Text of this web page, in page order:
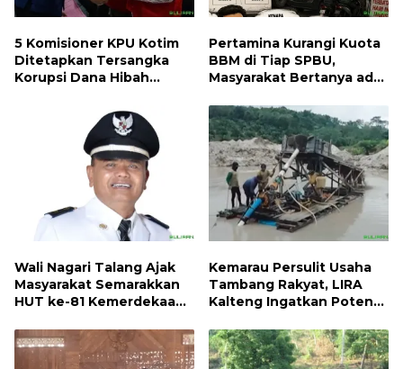
5 Komisioner KPU Kotim
Ditetapkan Tersangka
Korupsi Dana Hibah
ditaksir 10 Milyard
Pertamina Kurangi Kuota
BBM di Tiap SPBU,
Masyarakat Bertanya ada
Wali Nagari Talang Ajak
Masyarakat Semarakkan
HUT ke-81 Kemerdekaan
Bendera Merah Putih
Kemarau Persulit Usaha
Tambang Rakyat, LIRA
Kalteng Ingatkan Potensi
Hidup